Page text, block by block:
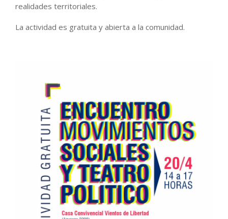
realidades territoriales.
La actividad es gratuita y abierta a la comunidad.